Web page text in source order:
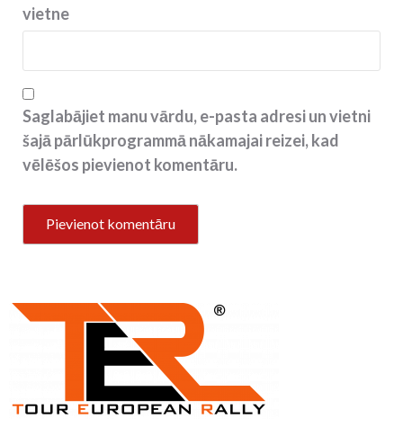
vietne
Saglabājiet manu vārdu, e-pasta adresi un vietni
šajā pārlūkprogrammā nākamajai reizei, kad
vēlēšos pievienot komentāru.